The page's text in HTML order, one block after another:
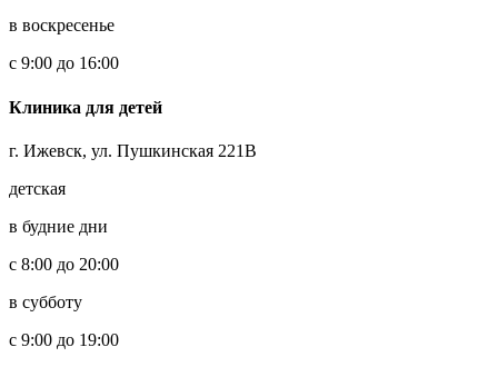
в воскресенье
с 9:00 до 16:00
Клиника для детей
г. Ижевск, ул. Пушкинская 221В
детская
в будние дни
с 8:00 до 20:00
в субботу
с 9:00 до 19:00